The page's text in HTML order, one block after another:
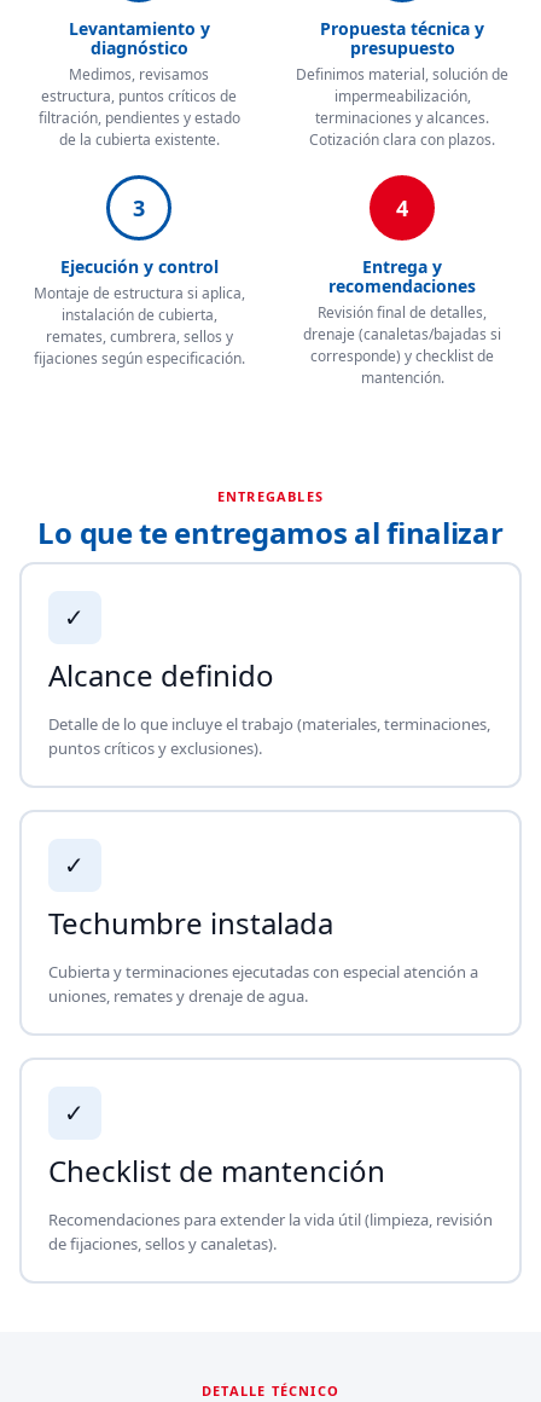
Levantamiento y
diagnóstico
Medimos, revisamos
estructura, puntos críticos de
filtración, pendientes y estado
de la cubierta existente.
Propuesta técnica y
presupuesto
Definimos material, solución de
impermeabilización,
terminaciones y alcances.
Cotización clara con plazos.
3
Ejecución y control
Montaje de estructura si aplica,
instalación de cubierta,
remates, cumbrera, sellos y
fijaciones según especificación.
4
Entrega y
recomendaciones
Revisión final de detalles,
drenaje (canaletas/bajadas si
corresponde) y checklist de
mantención.
ENTREGABLES
Lo que te entregamos al finalizar
✓
Alcance definido
Detalle de lo que incluye el trabajo (materiales, terminaciones,
puntos críticos y exclusiones).
✓
Techumbre instalada
Cubierta y terminaciones ejecutadas con especial atención a
uniones, remates y drenaje de agua.
✓
Checklist de mantención
Recomendaciones para extender la vida útil (limpieza, revisión
de fijaciones, sellos y canaletas).
DETALLE TÉCNICO